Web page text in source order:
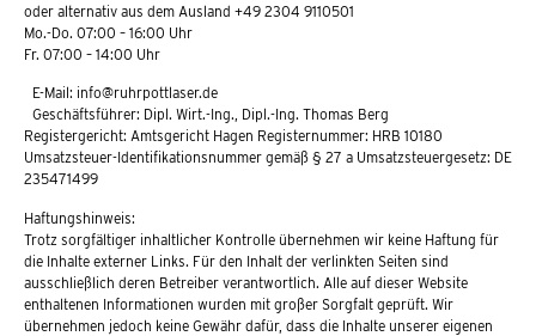
oder alternativ aus dem Ausland +49 2304 9110501
Mo.-Do. 07:00 – 16:00 Uhr
Fr. 07:00 – 14:00 Uhr
E-Mail: info@ruhrpottlaser.de
Geschäftsführer: Dipl. Wirt.-Ing., Dipl.-Ing. Thomas Berg
Registergericht: Amtsgericht Hagen Registernummer: HRB 10180
Umsatzsteuer-Identifikationsnummer gemäß § 27 a Umsatzsteuergesetz: DE
235471499
Haftungshinweis:
Trotz sorgfältiger inhaltlicher Kontrolle übernehmen wir keine Haftung für
die Inhalte externer Links. Für den Inhalt der verlinkten Seiten sind
ausschließlich deren Betreiber verantwortlich. Alle auf dieser Website
enthaltenen Informationen wurden mit großer Sorgfalt geprüft. Wir
übernehmen jedoch keine Gewähr dafür, dass die Inhalte unserer eigenen